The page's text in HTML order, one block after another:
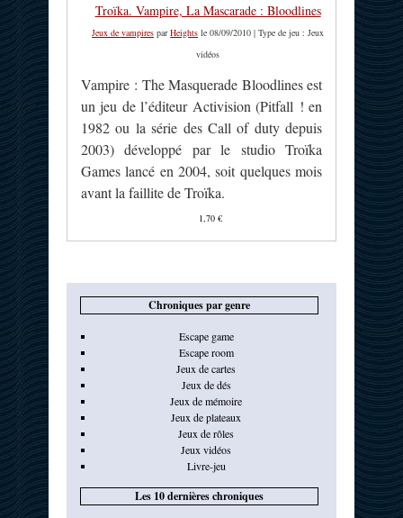
Troïka. Vampire, La Mascarade : Bloodlines
Jeux de vampires parHeights le 08/09/2010 | Type de jeu : Jeux
vidéos
Vampire : The Masquerade Bloodlines est
un jeu de l’éditeur Activision (Pitfall ! en
1982 ou la série des Call of duty depuis
2003) développé par le studio Troïka
Games lancé en 2004, soit quelques mois
avant la faillite de Troïka.
1,70 €
Chroniques par genre
Escape game
Escape room
Jeux de cartes
Jeux de dés
Jeux de mémoire
Jeux de plateaux
Jeux de rôles
Jeux vidéos
Livre-jeu
Les 10 dernières chroniques